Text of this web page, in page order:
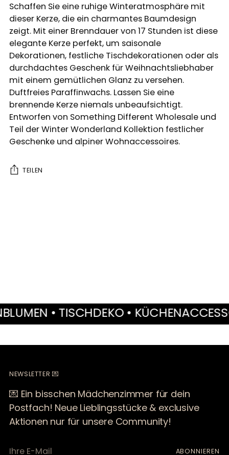
Schaffen Sie eine ruhige Winteratmosphäre mit
dieser Kerze, die ein charmantes Baumdesign
zeigt. Mit einer Brenndauer von 17 Stunden ist diese
elegante Kerze perfekt, um saisonale
Dekorationen, festliche Tischdekorationen oder als
durchdachtes Geschenk für Weihnachtsliebhaber
mit einem gemütlichen Glanz zu versehen.
Duftfreies Paraffinwachs. Lassen Sie eine
brennende Kerze niemals unbeaufsichtigt.
Entworfen von Something Different Wholesale und
Teil der Winter Wonderland Kollektion festlicher
Geschenke und alpiner Wohnaccessoires.
TEILEN
• TISCHDEKO •
NEWSLETTER 💌
💌 Ein bisschen Mädchenzimmer für dein
Postfach! Neue Lieblingsstücke & exclusive
Aktionen nur für unsere Community!
ABONNIEREN